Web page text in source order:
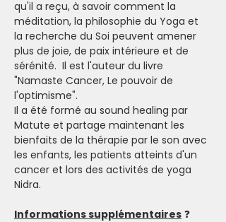
qu'il a reçu, à savoir comment la
méditation, la philosophie du Yoga et
la recherche du Soi peuvent amener
plus de joie, de paix intérieure et de
sérénité.  Il est l'auteur du livre
"Namaste Cancer, Le pouvoir de
l'optimisme".
Il a été formé au sound healing par
Matute et partage maintenant les
bienfaits de la thérapie par le son avec
les enfants, les patients atteints d'un
cancer et lors des activités de yoga
Nidra.
Informations supplémentaires ❓